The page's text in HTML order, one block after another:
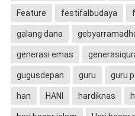
Feature festifalbudaya
galang dana
generasi emas
gugusdepan guru guru
han HANI hardiknas